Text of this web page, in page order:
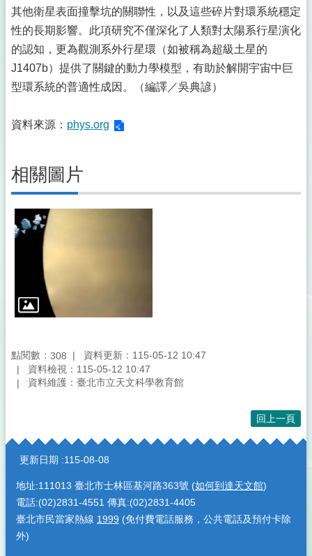
其他衛星表面撞擊坑的關聯性，以及這些碎片對環系統穩定
性的長期影響。此項研究不僅深化了人類對太陽系行星演化
的認知，更為觀測系外行星環（如被稱為超級土星的
J1407b）提供了關鍵的動力學模型，有助於解開宇宙中巨
型環系統的普適性成因。（編譯／吳典諺）
資料來源： phys.org
相關圖片
點閱數： 308
資料更新：115-05-12 10:47
資料檢視：115-05-12 10:47
資料維護：臺北市立天文科學教育館
回上一頁
:::
更新日期 115-08-08
地址:111013 臺北市士林區基河路363號 (如何到達天文館)
電話:(02)2831-4551 傳真:(02)2831-4405
臺北市民當家熱線 1999 (免付費電話服務，公共電話及預付卡除
外)